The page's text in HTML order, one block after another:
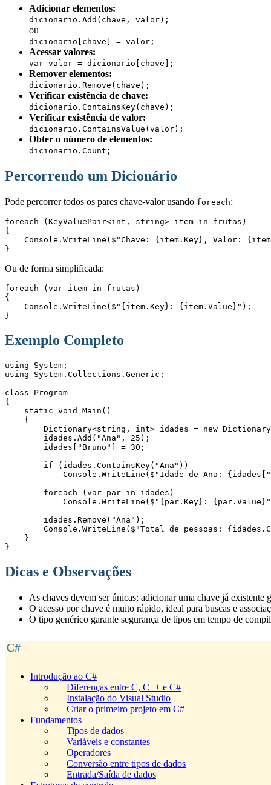
Adicionar elementos:
dicionario.Add(chave, valor);
ou
dicionario[chave] = valor;
Acessar valores:
var valor = dicionario[chave];
Remover elementos:
dicionario.Remove(chave);
Verificar existência de chave:
dicionario.ContainsKey(chave);
Verificar existência de valor:
dicionario.ContainsValue(valor);
Obter o número de elementos:
dicionario.Count;
Percorrendo um Dicionário
Pode percorrer todos os pares chave-valor usando foreach:
foreach (KeyValuePair<int, string> item in frutas)
{
Console.WriteLine($"Chave: {item.Key}, Valor:
}
Ou de forma simplificada:
foreach (var item in frutas)
{
    Console.WriteLine($"{item.Key}: {item.Value}");
}
Exemplo Completo
using System;
using System.Collections.Generic;
class Program
{
    static void Main()
    {
Dictionary<string, int> idades = new
        idades.Add("Ana", 25);
        idades["Bruno"] = 30;
        if (idades.ContainsKey("Ana"))
Console.WriteLine($"Idade de Ana:
        foreach (var par in idades)
Console.WriteLine($"{par.Key}:
        idades.Remove("Ana");
Console.WriteLine($"Total de pessoas:
    }
}
Dicas e Observações
As chaves devem ser únicas; adicionar uma chave já existente
O acesso por chave é muito rápido, ideal para buscas e
O tipo genérico garante segurança de tipos em tempo de
C#
Introdução ao C#
Diferenças entre C, C++ e C#
Instalação do Visual Studio
Criar o primeiro projeto em C#
Fundamentos
Tipos de dados
Variáveis e constantes
Operadores
Conversão entre tipos de dados
Entrada/Saída de dados